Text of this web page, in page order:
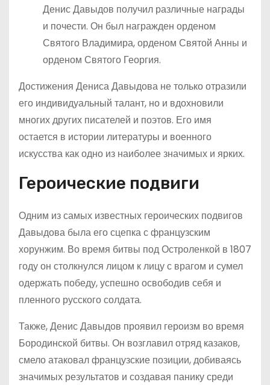
Денис Давыдов получил различные награды
и почести. Он был награжден орденом
Святого Владимира, орденом Святой Анны и
орденом Святого Георгия.
Достижения Дениса Давыдова не только отразили
его индивидуальный талант, но и вдохновили
многих других писателей и поэтов. Его имя
остается в истории литературы и военного
искусства как одно из наиболее значимых и ярких.
Героические подвиги
Одним из самых известных героических подвигов
Давыдова была его сцепка с французским
хорунжим. Во время битвы под Остроленкой в 1807
году он столкнулся лицом к лицу с врагом и сумел
одержать победу, успешно освободив себя и
пленного русского солдата.
Также, Денис Давыдов проявил героизм во время
Бородинской битвы. Он возглавил отряд казаков,
смело атаковал французские позиции, добиваясь
значимых результатов и создавая панику среди